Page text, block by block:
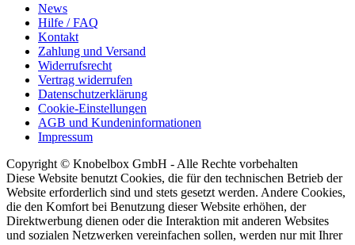
News
Hilfe / FAQ
Kontakt
Zahlung und Versand
Widerrufsrecht
Vertrag widerrufen
Datenschutzerklärung
Cookie-Einstellungen
AGB und Kundeninformationen
Impressum
Copyright © Knobelbox GmbH - Alle Rechte vorbehalten
Diese Website benutzt Cookies, die für den technischen Betrieb der
Website erforderlich sind und stets gesetzt werden. Andere Cookies,
die den Komfort bei Benutzung dieser Website erhöhen, der
Direktwerbung dienen oder die Interaktion mit anderen Websites
und sozialen Netzwerken vereinfachen sollen, werden nur mit Ihrer